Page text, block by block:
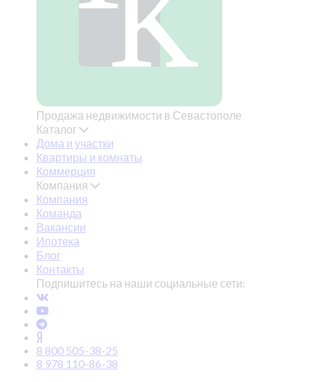
Продажа недвижимости в Севастополе
Каталог
Дома и участки
Квартиры и комнаты
Коммерция
Компания
Компания
Команда
Вакансии
Ипотека
Блог
Контакты
Подпишитесь на наши социальные сети:
8 800 505-38-25
8 978 110-86-38